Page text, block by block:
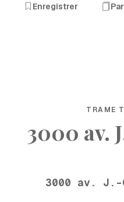
Enregistrer
TRAME
3000 av.
3000 av. J.-